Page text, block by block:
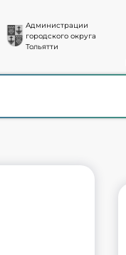
Администрации
городского округа
Тольятти